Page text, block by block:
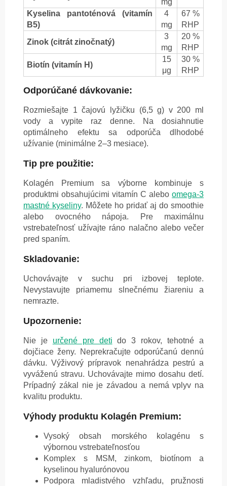
mg
Kyselina pantoténová (vitamín
B5)
4
mg
67 %
RHP
Zinok (citrát zinočnatý)
3
mg
20 %
RHP
Biotín (vitamín H)
15
μg
30 %
RHP
Odporúčané dávkovanie:
Rozmiešajte 1 čajovú lyžičku (6,5 g) v 200 ml
vody a vypite raz denne. Na dosiahnutie
optimálneho efektu sa odporúča dlhodobé
užívanie (minimálne 2–3 mesiace).
Tip pre použitie:
Kolagén Premium sa výborne kombinuje s
produktmi obsahujúcimi vitamín C alebo omega-3
mastné kyseliny. Môžete ho pridať aj do smoothie
alebo ovocného nápoja. Pre maximálnu
vstrebateľnosť užívajte ráno nalačno alebo večer
pred spaním.
Skladovanie:
Uchovávajte v suchu pri izbovej teplote.
Nevystavujte priamemu slnečnému žiareniu a
nemrazte.
Upozornenie:
Nie je určené pre deti do 3 rokov, tehotné a
dojčiace ženy. Neprekračujte odporúčanú dennú
dávku. Výživový prípravok nenahrádza pestrú a
vyváženú stravu. Uchovávajte mimo dosahu detí.
Prípadný zákal nie je závadou a nemá vplyv na
kvalitu produktu.
Výhody produktu Kolagén Premium:
Vysoký obsah morského kolagénu s
výbornou vstrebateľnosťou
Komplex s MSM, zinkom, biotínom a
kyselinou hyalurónovou
Podpora mladistvého vzhľadu, pružnosti